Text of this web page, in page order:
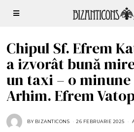
Chipul Sf. Efrem
a izvorât bună
un taxi – o
Arhim. Efrem
BY BIZANTICONS 26 FEBRUARIE 2025